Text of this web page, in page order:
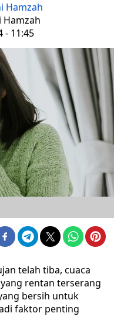
Hamzah
Hamzah
- 11:45
telah tiba, cuaca
rentan terserang
bersih untuk
faktor penting